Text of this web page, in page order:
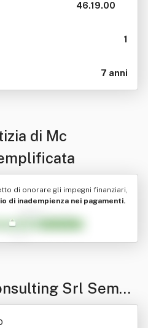
46.19.00
1
7 anni
di Mc
di onorare gli impegni finanziari,
di inadempienza nei pagamenti.
Srl Sempli